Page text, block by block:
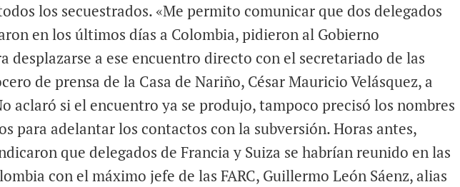
los secuestrados. «Me permito comunicar que dos delegados
en los últimos días a Colombia, pidieron al Gobierno
desplazarse a ese encuentro directo con el secretariado de las
de prensa de la Casa de Nariño, César Mauricio Velásquez, a
aclaró si el encuentro ya se produjo, tampoco precisó los nombres
para adelantar los contactos con la subversión. Horas antes,
que delegados de Francia y Suiza se habrían reunido en las
con el máximo jefe de las FARC, Guillermo León Sáenz, alias